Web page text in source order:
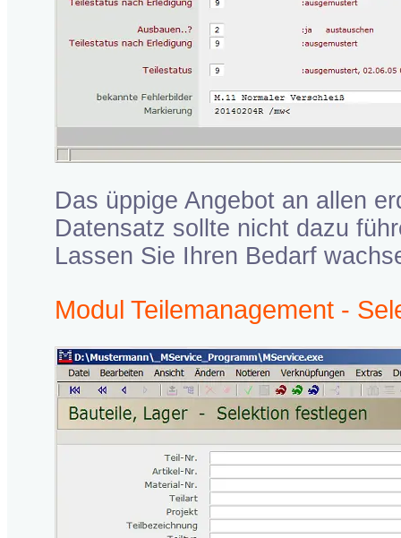
Das üppige Angebot an allen
Datensatz sollte nicht dazu
Lassen Sie Ihren Bedarf
Modul Teilemanagement -